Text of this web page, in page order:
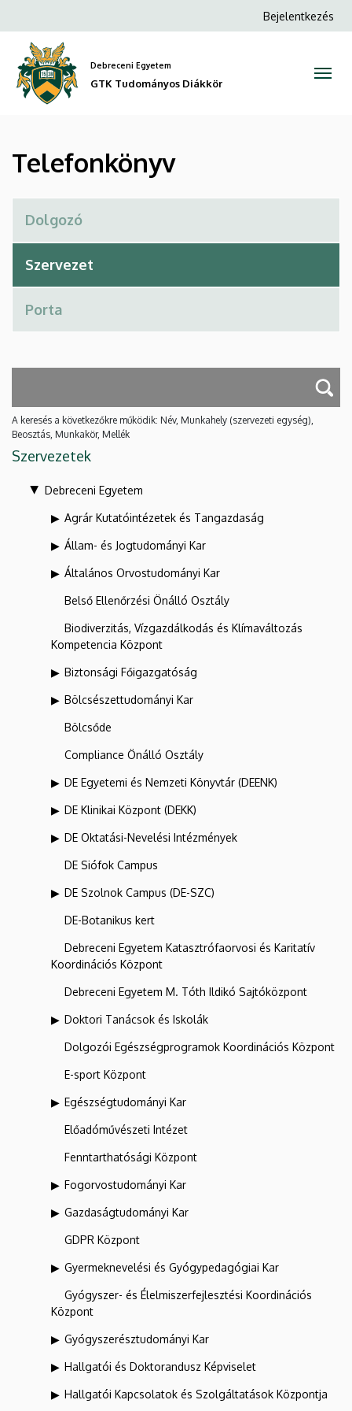
GTK
Tudományos
Diákkör
a
tartalomra
Anonim
Bejelentkezés
Debreceni Egyetem
GTK Tudományos Diákkör
Telefonkönyv
A keresés a következőkre működik: Név, Munkahely (szervezeti egység),
Beosztás, Munkakör, Mellék
Szervezetek
Debreceni Egyetem
Agrár Kutatóintézetek és Tangazdaság
Állam- és Jogtudományi Kar
Általános Orvostudományi Kar
Belső Ellenőrzési Önálló Osztály
Biodiverzitás, Vízgazdálkodás és Klímaváltozás
Kompetencia Központ
Biztonsági Főigazgatóság
Bölcsészettudományi Kar
Bölcsőde
Compliance Önálló Osztály
DE Egyetemi és Nemzeti Könyvtár (DEENK)
DE Klinikai Központ (DEKK)
DE Oktatási-Nevelési Intézmények
DE Siófok Campus
DE Szolnok Campus (DE-SZC)
DE-Botanikus kert
Debreceni Egyetem Katasztrófaorvosi és Karitatív
Koordinációs Központ
Debreceni Egyetem M. Tóth Ildikó Sajtóközpont
Doktori Tanácsok és Iskolák
Dolgozói Egészségprogramok Koordinációs Központ
E-sport Központ
Egészségtudományi Kar
Előadóművészeti Intézet
Fenntarthatósági Központ
Fogorvostudományi Kar
Gazdaságtudományi Kar
GDPR Központ
Gyermeknevelési és Gyógypedagógiai Kar
Gyógyszer- és Élelmiszerfejlesztési Koordinációs
Központ
Gyógyszerésztudományi Kar
Hallgatói és Doktorandusz Képviselet
Hallgatói Kapcsolatok és Szolgáltatások Központja